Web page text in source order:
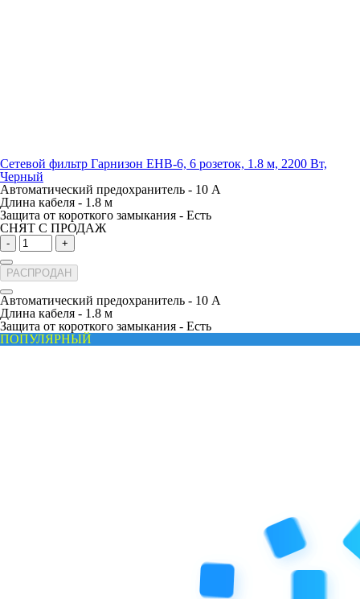
Сетевой фильтр Гарнизон EHB-6, 6 розеток, 1.8 м, 2200 Вт,
Черный
Автоматический предохранитель - 10 А
Длина кабеля - 1.8 м
Защита от короткого замыкания - Есть
СНЯТ С ПРОДАЖ
- +
РАСПРОДАН
Автоматический предохранитель - 10 А
Длина кабеля - 1.8 м
Защита от короткого замыкания - Есть
ПОПУЛЯРНЫЙ